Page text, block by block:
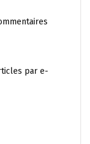
par e-